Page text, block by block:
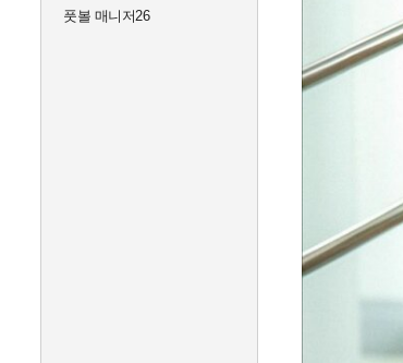
풋볼 매니저26